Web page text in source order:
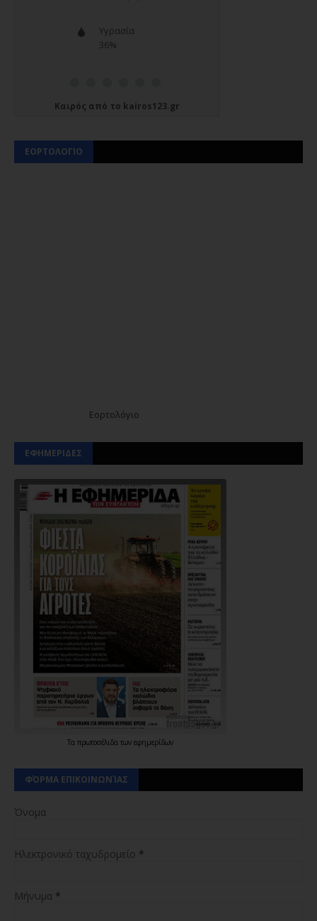
Καιρός από το kairos123.gr
ΕΟΡΤΟΛΟΓΙΟ
Εορτολόγιο
ΕΦΗΜΕΡΙΔΕΣ
Τα πρωτοσέλιδα των εφημερίδων
ΦΌΡΜΑ ΕΠΙΚΟΙΝΩΝΊΑΣ
Όνομα
Ηλεκτρονικό ταχυδρομείο *
Μήνυμα *